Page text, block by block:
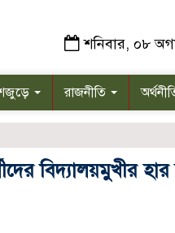
শনিবার, ০৮
রাজনীতি
বিদ্যালয়মুখীর হার